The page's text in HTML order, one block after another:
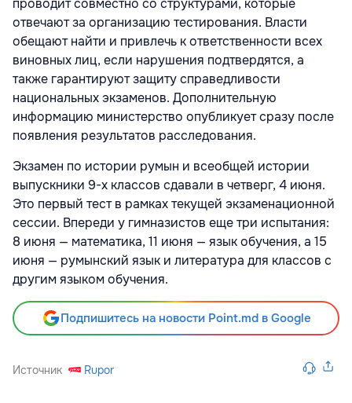
отвечают за организацию тестирования. Власти
обещают найти и привлечь к ответственности всех
виновных лиц, если нарушения подтвердятся, а
также гарантируют защиту справедливости
национальных экзаменов. Дополнительную
информацию министерство опубликует сразу после
появления результатов расследования.
Экзамен по истории румын и всеобщей истории
выпускники 9-х классов сдавали в четверг, 4 июня.
Это первый тест в рамках текущей экзаменационной
сессии. Впереди у гимназистов еще три испытания:
8 июня — математика, 11 июня — язык обучения, а 15
июня — румынский язык и литература для классов с
другим языком обучения.
Подпишитесь на новости Point.md в Google
Источник Rupor